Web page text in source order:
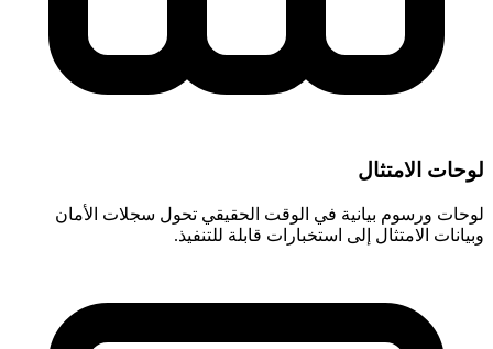
لوحات الامتثال
لوحات ورسوم بيانية في الوقت الحقيقي تحول سجلات الأمان
وبيانات الامتثال إلى استخبارات قابلة للتنفيذ.